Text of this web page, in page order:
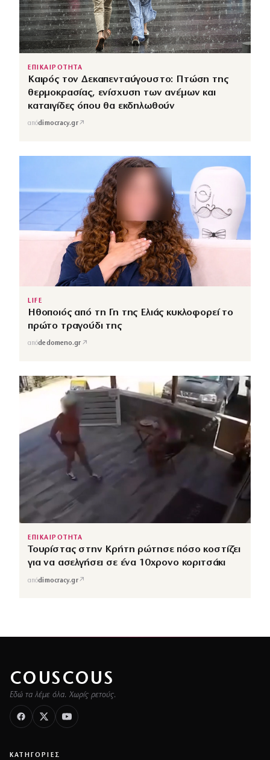
ΕΠΙΚΑΙΡΟΤΗΤΑ
Καιρός τον Δεκαπενταύγουστο: Πτώση της
θερμοκρασίας, ενίσχυση των ανέμων και
καταιγίδες όπου θα εκδηλωθούν
απόdimocracy.gr↗
LIFE
Ηθοποιός από τη Γη της Ελιάς κυκλοφορεί το
πρώτο τραγούδι της
απόdedomeno.gr ↗
ΕΠΙΚΑΙΡΟΤΗΤΑ
Τουρίστας στην Κρήτη ρώτησε πόσο κοστίζει
για να ασελγήσει σε ένα 10χρονο κοριτσάκι
απόdimocracy.gr↗
COUSCOUS
Εδώ τα λέμε όλα. Χωρίς ρετούς.
ΚΑΤΗΓΟΡΙΕΣ